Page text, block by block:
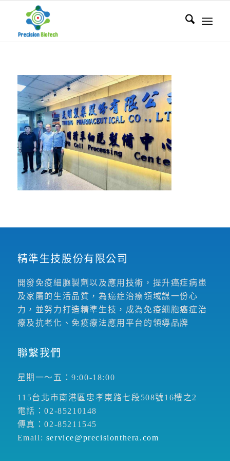
精準生技股份有限公司
開發免疫細胞製劑以及應用技術，提升癌症病患
及家屬的生活品質，為癌症治療領域謀一份心
力，並努力打造精準生技，成為免疫細胞癌症治
療及抗老化、免疫療法應用平台的領導品牌
聯繫我們
星期一～五：9:00-18:00
115台北市南港區忠孝東路七段508號16樓之2
電話：02-85210148
傳真：02-85211545
Email: service@precisionthera.com